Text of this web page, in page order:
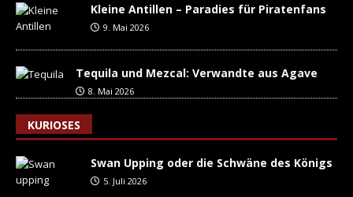
Kleine Antillen – Paradies für Piratenfans
9. Mai 2026
Tequila und Mezcal: Verwandte aus Agave
8. Mai 2026
KURIOSES
Swan Upping oder die Schwäne des Königs
5. Juli 2026